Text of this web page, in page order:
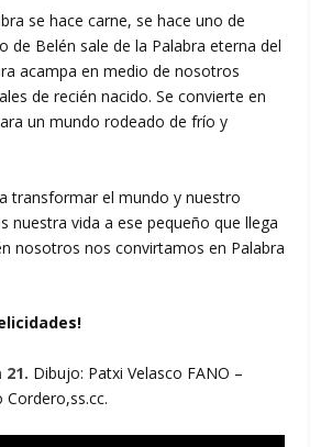
se hace carne, se hace uno de
de Belén sale de la Palabra eterna del
acampa en medio de nosotros
de recién nacido. Se convierte en
un mundo rodeado de frío y
transformar el mundo y nuestro
nuestra vida a ese pequeño que llega
nosotros nos convirtamos en Palabra
21. Dibujo: Patxi Velasco FANO –
Cordero,ss.cc.